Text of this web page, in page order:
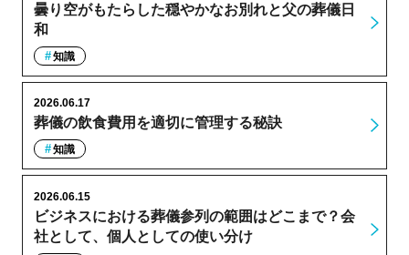
曇り空がもたらした穏やかなお別れと父の葬儀日
和
知識
葬儀の飲食費用を適切に管理する秘訣
2026.06.17
知識
ビジネスにおける葬儀参列の範囲はどこまで？会
社として、個人としての使い分け
2026.06.15